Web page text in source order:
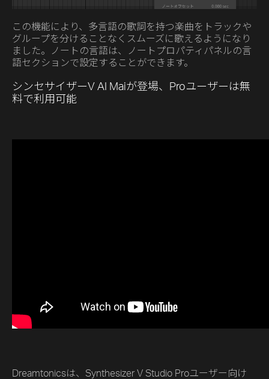
この機能により、多言語の歌詞を持つ楽曲をトラックや
グループを分けることなくスムーズに歌えるようになり
ました。ノートの言語は、ノートプロパティパネルの言
語セクションで設定することができます。
シンセサイザーV AI Maiが登場、Proユーザーは無
料で利用可能
Dreamtonicsは、Synthesizer V Studio Proユーザー向け